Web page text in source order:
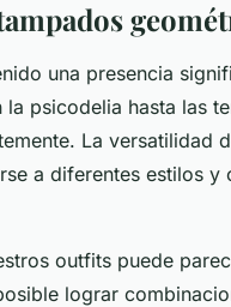
una presencia
psicodelia hasta las
La versatilidad
a diferentes estilos
outfits puede
lograr